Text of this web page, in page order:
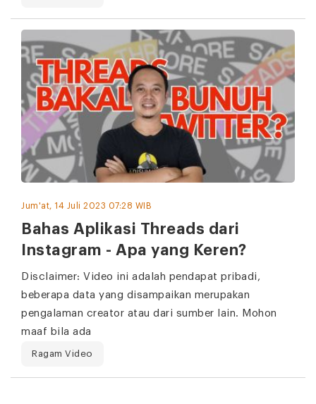
Jum'at, 14 Juli 2023 07:28 WIB
Bahas Aplikasi Threads dari
Instagram - Apa yang Keren?
Disclaimer: Video ini adalah pendapat pribadi,
beberapa data yang disampaikan merupakan
pengalaman creator atau dari sumber lain. Mohon
maaf bila ada
Ragam Video